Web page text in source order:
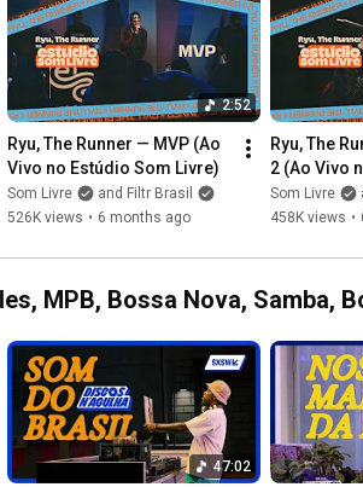
http://facebook.com/somlivre
http://twitter.com/somlivre
https://www.instagram.com/somlivre/
https://www.instagram.com/j.eskine
https://x.com/jeskinee
#ResenhaDoExLove
#AoVivo
2:52
Ryu, The Runner — MVP (Ao
Vivo no Estúdio Som Livre)
Som Livre
and Filtr Brasil
526K views • 6 months ago
Ryu, The
2 (Ao Vivo
Livre)
Som Livre
458K views •
MPB, Bossa Nova, Samba,
47:02